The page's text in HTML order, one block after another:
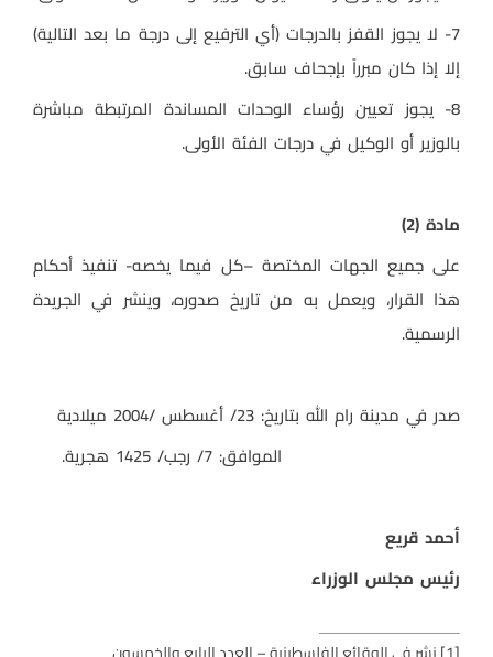
7- لا يجوز القفز بالدرجات (أي الترفيع إلى درجة ما بعد التالية)
إلا إذا كان مبرراً بإجحاف سابق.
8- يجوز تعيين رؤساء الوحدات المساندة المرتبطة مباشرة
بالوزير أو الوكيل في درجات الفئة الأولى.
مادة (2)
على جميع الجهات المختصة –كل فيما يخصه- تنفيذ أحكام
هذا القرار، ويعمل به من تاريخ صدوره، وينشر في الجريدة
الرسمية.
صدر في مدينة رام الله بتاريخ: 23/ أغسطس /2004 ميلادية
الموافق: 7/ رجب/ 1425 هجرية.
أحمد قريع
رئيس مجلس الوزراء